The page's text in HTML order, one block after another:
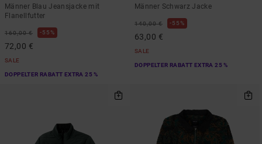
Männer Blau Jeansjacke mit
Flanellfutter
160,00 € 55%
72,00 €
SALE
DOPPELTER RABATT EXTRA 25 %
Männer Schwarz Jacke
140,00 € 55%
63,00 €
SALE
DOPPELTER RABATT EXTRA 25 %